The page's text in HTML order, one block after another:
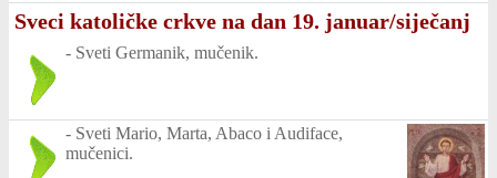
Sveci katoličke crkve na dan 19. januar/siječanj
- Sveti Germanik, mučenik.
- Sveti Mario, Marta, Abaco i Audiface,
mučenici.